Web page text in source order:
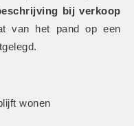
bij verkoop
van het pand op een
wonen